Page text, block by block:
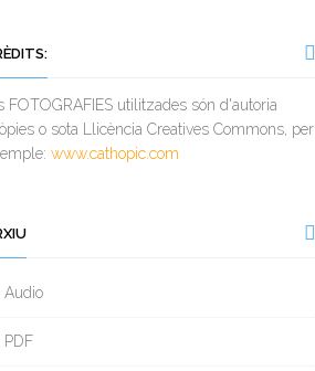
FOTOGRAFIES utilitzades són d'autoria
o sota Llicència Creatives Commons, per
www.cathopic.com
Audio
PDF